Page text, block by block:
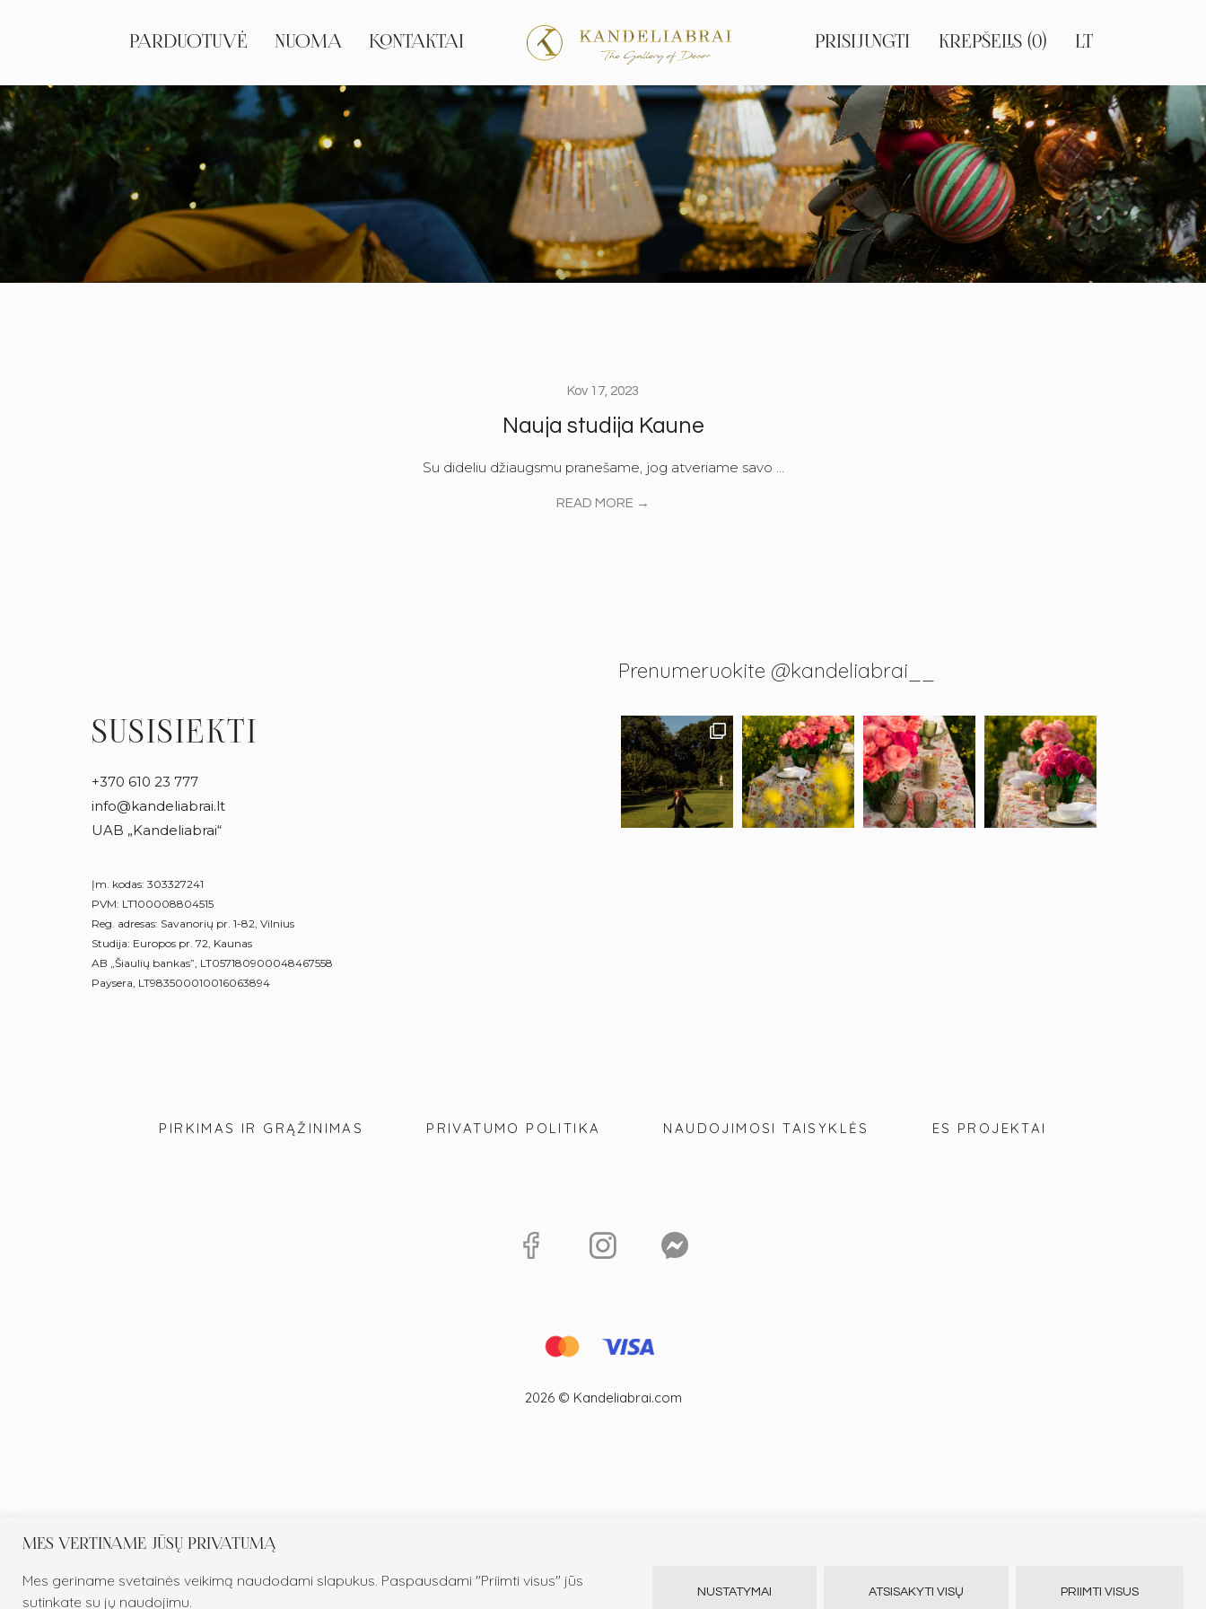
MES VERTINAME JŪSŲ PRIVATUMĄ
Mes geriname svetainės veikimą naudodami slapukus. Paspausdami "Priimti visus" jūs
sutinkate su jų naudojimu.
NUSTATYMAI ATSISAKYTI VISŲ PRIIMTI VISUS
PARDUOTUVĖ NUOMA KONTAKTAI LT
EN
RU
KREPŠELIS (0)
PRISIJUNGTI
Kov 17, 2023
Nauja studija Kaune
Su dideliu džiaugsmu pranešame, jog atveriame savo …
READ MORE →
SUSISIEKTI
+370 610 23 777
info@kandeliabrai.lt
UAB „Kandeliabrai“
Įm. kodas: 303327241
PVM: LT100008804515
Reg. adresas: Savanorių pr. 1-82, Vilnius
Studija: Europos pr. 72, Kaunas
AB „Šiaulių bankas”, LT057180900048467558
Paysera, LT983500010016063894
Prenumeruokite @kandeliabrai__
PIRKIMAS IR GRĄŽINIMAS PRIVATUMO POLITIKA NAUDOJIMOSI TAISYKLĖS ES PROJEKTAI
2026 © Kandeliabrai.com